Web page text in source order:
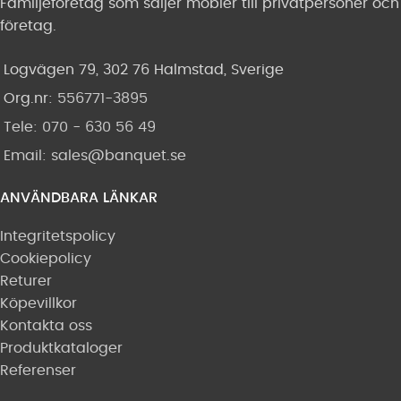
Familjeföretag som säljer möbler till privatpersoner och
företag.
Logvägen 79, 302 76 Halmstad, Sverige
Org.nr: 556771-3895
Tele: 070 - 630 56 49
Email: sales@banquet.se
ANVÄNDBARA LÄNKAR
Integritetspolicy
Cookiepolicy
Returer
Köpevillkor
Kontakta oss
Produktkataloger
Referenser